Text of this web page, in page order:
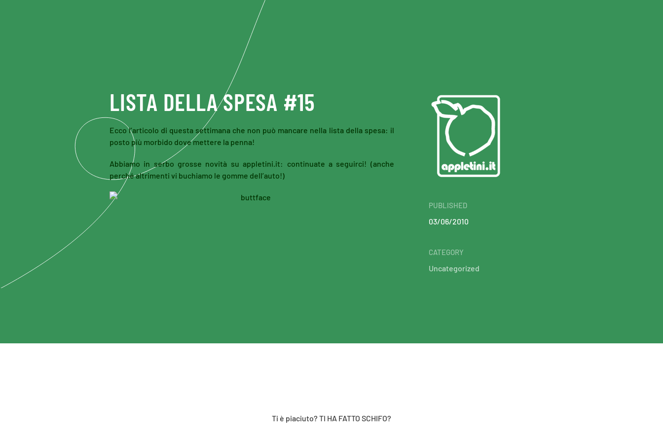
LISTA DELLA SPESA #15
Ecco l’articolo di questa settimana che non può mancare nella lista della spesa: il
posto più morbido dove mettere la penna!
Abbiamo in serbo grosse novità su appletini.it: continuate a seguirci! (anche
perché altrimenti vi buchiamo le gomme dell’auto!)
PUBLISHED
03/06/2010
CATEGORY
Uncategorized
Ti è piaciuto? TI HA FATTO SCHIFO?